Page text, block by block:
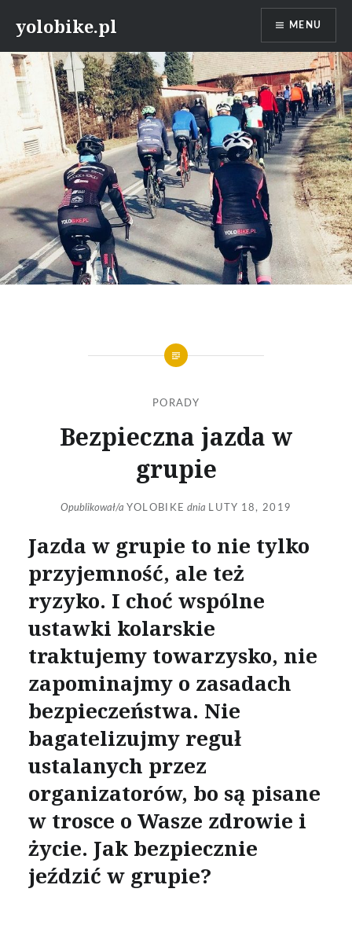
yolobike.pl MENU
PORADY
Bezpieczna jazda w
grupie
Opublikował/a YOLOBIKE dnia LUTY 18, 2019
Jazda w grupie to nie tylko
przyjemność, ale też
ryzyko. I choć wspólne
ustawki kolarskie
traktujemy towarzysko, nie
zapominajmy o zasadach
bezpieczeństwa. Nie
bagatelizujmy reguł
ustalanych przez
organizatorów, bo są pisane
w trosce o Wasze zdrowie i
życie. Jak bezpiecznie
jeździć w grupie?